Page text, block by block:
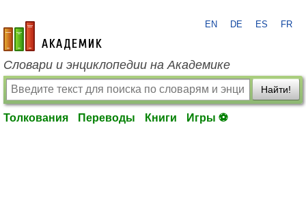
academic.ru
EN DE ES FR
Словари и энциклопедии на Академике
Найти!
Толкования Переводы Книги Игры ⚽